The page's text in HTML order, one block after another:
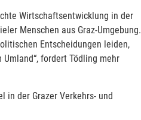
Wirtschaftsentwicklung in der
Menschen aus Graz-Umgebung.
Entscheidungen leiden,
fordert Tödling mehr
in der Grazer Verkehrs- und